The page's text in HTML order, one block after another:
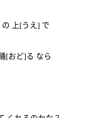
上[うえ] で
[おど]る なら